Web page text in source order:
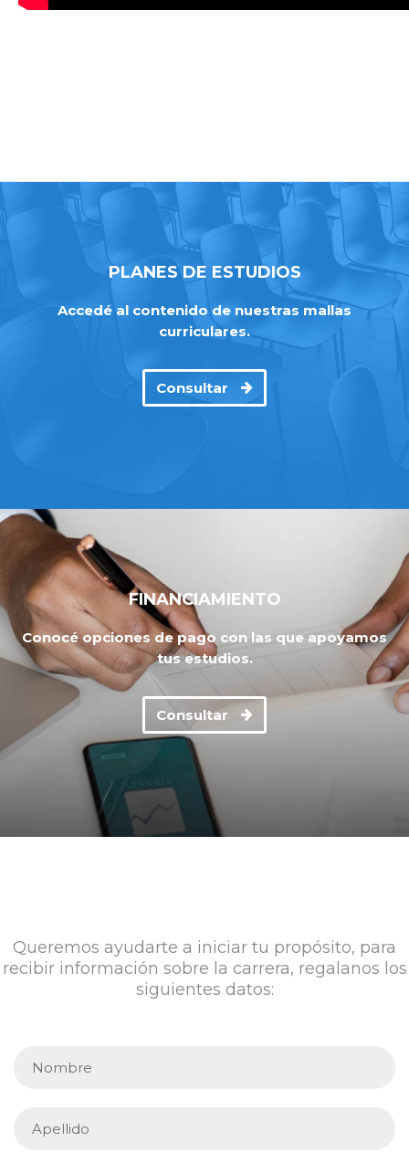
PLANES DE ESTUDIOS
Accedé al contenido de nuestras mallas
curriculares.
Consultar
FINANCIAMIENTO
Conocé opciones de pago con las que apoyamos
tus estudios.
Consultar
Queremos ayudarte a iniciar tu propósito, para
recibir información sobre la carrera, regalanos los
siguientes datos: